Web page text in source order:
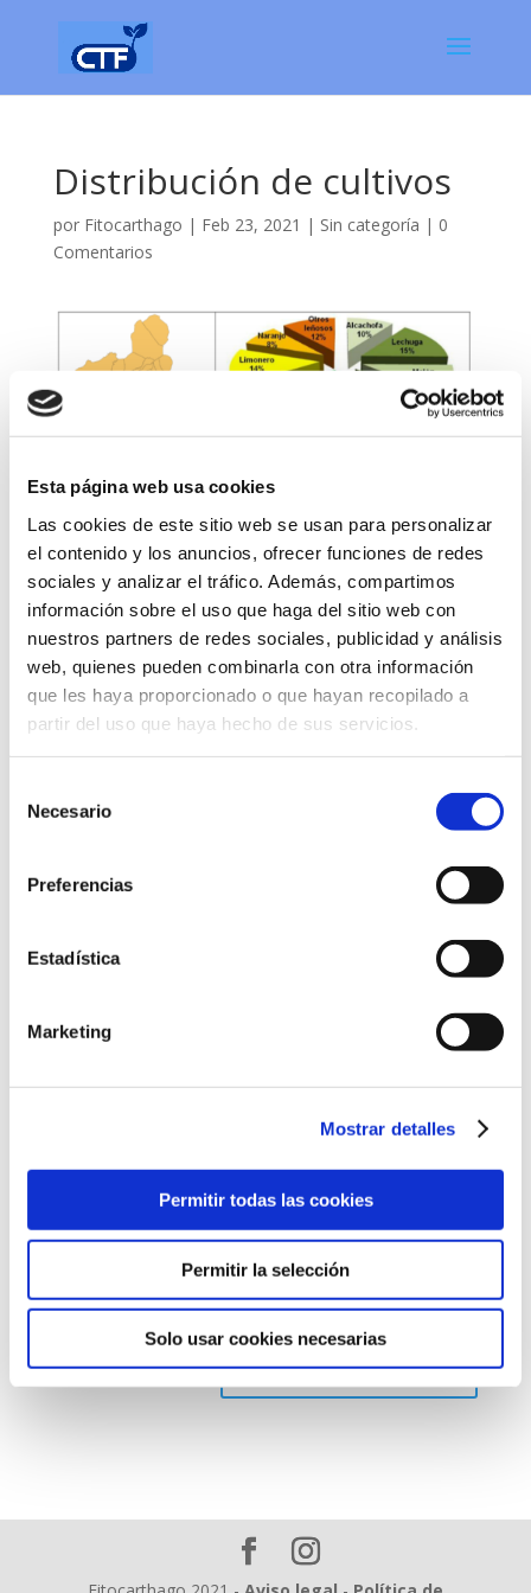
Esta página web usa cookies
Las cookies de este sitio web se usan para personalizar
el contenido y los anuncios, ofrecer funciones de redes
sociales y analizar el tráfico. Además, compartimos
información sobre el uso que haga del sitio web con
nuestros partners de redes sociales, publicidad y análisis
web, quienes pueden combinarla con otra información
que les haya proporcionado o que hayan recopilado a
partir del uso que haya hecho de sus servicios.
Necesario
Preferencias
Estadística
Marketing
Mostrar detalles
Permitir todas las cookies
Permitir la selección
Solo usar cookies necesarias
Distribución de cultivos
por Fitocarthago | Feb 23, 2021 | Sin categoría | 0
Comentarios
Enviar comentario
Guarda mi nombre, correo electrónico y web en
este navegador para la próxima vez que comente.